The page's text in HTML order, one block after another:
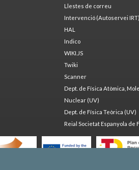
Llestes de correu
Intervenció (Autoservei IRT)
HAL
Indico
WIKI.JS
Twiki
Scanner
Dept. de Física Atòmica,
Nuclear (UV)
Dept. de Física Teòrica (UV)
Reial Societat Espanyola de